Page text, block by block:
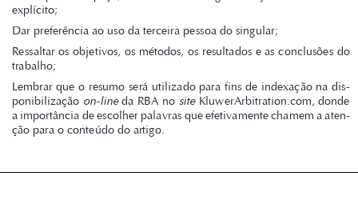



         

           

  



a importância de escolher palavras que efetivamente chamem a aten-
03/01/2022   08:26:21